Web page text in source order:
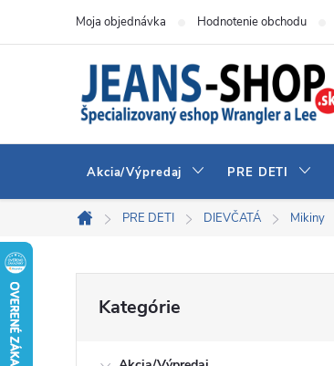
Moja objednávka Hodnotenie obchodu
Akcia/Výpredaj PRE DETI
Domov
PRE DETI DIEVČATÁ Mikiny
kategórie
Kategórie